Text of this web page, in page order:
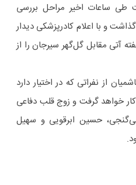
طی ساعات اخیر مراحل بررسی
و با اعلام کادرپزشکی دیدار
آتی مقابل گل‌گهر سیرجان را از
از نفراتی که در اختیار دارد
خواهد گرفت و زوج قلب دفاعی
حسین ابرقویی و سهیل